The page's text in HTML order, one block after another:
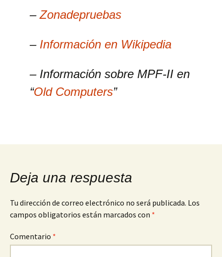
–Zonadepruebas
– Información en Wikipedia
– Información sobre MPF-II en
“Old Computers”
Deja una respuesta
Tu dirección de correo electrónico no será publicada. Los
campos obligatorios están marcados con *
Comentario *